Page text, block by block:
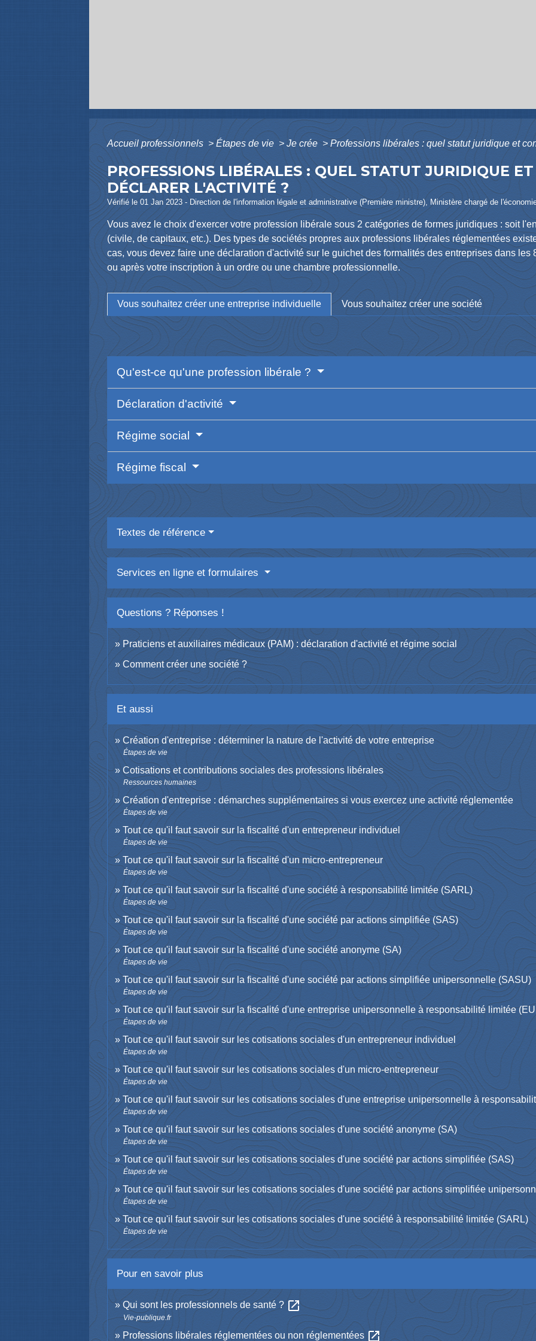
Accueil professionnels > Étapes de vie > Je crée> Professions libérales : quel statut juridique et
PROFESSIONS LIBÉRALES : QUEL STATUT JURIDIQUE
DÉCLARER L'ACTIVITÉ ?
Vérifié le 01 Jan 2023 - Direction de l'information légale et administrative (Première ministre), Ministère chargé de
Vous avez le choix d'exercer votre profession libérale sous 2 catégories de formes juridiques : soit
(civile, de capitaux, etc.). Des types de sociétés propres aux professions libérales réglementées
cas, vous devez faire une déclaration d'activité sur le guichet des formalités des entreprises dans les
ou après votre inscription à un ordre ou une chambre professionnelle.
Vous souhaitez créer une entreprise individuelle Vous souhaitez créer une société
Qu'est-ce qu'une profession libérale ?
Déclaration d'activité
Régime social
Régime fiscal
Textes de référence
Services en ligne et formulaires
Questions ? Réponses !
Praticiens et auxiliaires médicaux (PAM) : déclaration d'activité et régime social
Comment créer une société ?
Et aussi
Création d'entreprise : déterminer la nature de l'activité de votre entreprise
Étapes de vie
Cotisations et contributions sociales des professions libérales
Ressources humaines
Création d'entreprise : démarches supplémentaires si vous exercez une activité réglementée
Étapes de vie
Tout ce qu'il faut savoir sur la fiscalité d'un entrepreneur individuel
Étapes de vie
Tout ce qu'il faut savoir sur la fiscalité d'un micro-entrepreneur
Étapes de vie
Tout ce qu'il faut savoir sur la fiscalité d'une société à responsabilité limitée (SARL)
Étapes de vie
Tout ce qu'il faut savoir sur la fiscalité d'une société par actions simplifiée (SAS)
Étapes de vie
Tout ce qu'il faut savoir sur la fiscalité d'une société anonyme (SA)
Étapes de vie
Tout ce qu'il faut savoir sur la fiscalité d'une société par actions simplifiée unipersonnelle (SASU)
Étapes de vie
Tout ce qu'il faut savoir sur la fiscalité d'une entreprise unipersonnelle à responsabilité limitée
Étapes de vie
Tout ce qu'il faut savoir sur les cotisations sociales d'un entrepreneur individuel
Étapes de vie
Tout ce qu'il faut savoir sur les cotisations sociales d'un micro-entrepreneur
Étapes de vie
Tout ce qu'il faut savoir sur les cotisations sociales d'une entreprise unipersonnelle à
Étapes de vie
Tout ce qu'il faut savoir sur les cotisations sociales d'une société anonyme (SA)
Étapes de vie
Tout ce qu'il faut savoir sur les cotisations sociales d'une société par actions simplifiée (SAS)
Étapes de vie
Tout ce qu'il faut savoir sur les cotisations sociales d'une société par actions simplifiée
Étapes de vie
Tout ce qu'il faut savoir sur les cotisations sociales d'une société à responsabilité limitée (SARL)
Étapes de vie
Pour en savoir plus
Qui sont les professionnels de santé ? open_in_new
Vie-publique.fr
Professions libérales réglementées ou non réglementées open_in_new